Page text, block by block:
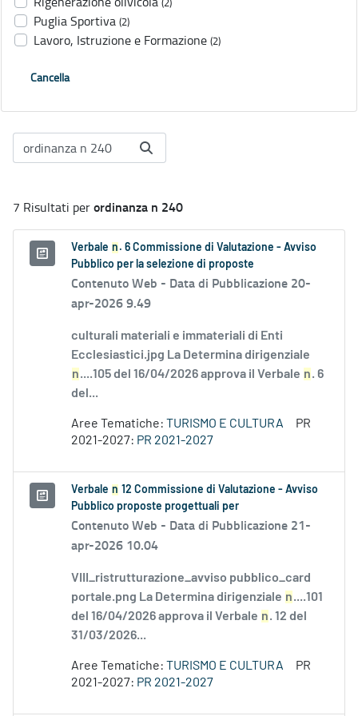
Puglia Sportiva (2)
Lavoro, Istruzione e Formazione (2)
Cancella
7 Risultati perordinanza n 240
Verbale n . 6 Commissione di Valutazione - Avviso
Pubblico per la selezione di proposte
Contenuto Web - Data di Pubblicazione 20-
apr-2026 9.49
culturali materiali e immateriali di Enti
Ecclesiastici.jpg La Determina dirigenziale
n....105 del 16/04/2026 approva il Verbale n. 6
del...
Aree Tematiche: TURISMO E CULTURA
PR
2021-2027: PR 2021-2027
Verbale n 12 Commissione di Valutazione - Avviso
Pubblico proposte progettuali per
Contenuto Web - Data di Pubblicazione 21-
apr-2026 10.04
VIII_ristrutturazione_avviso pubblico_card
portale.png La Determina dirigenziale n....101
del 16/04/2026 approva il Verbale n. 12 del
31/03/2026...
Aree Tematiche: TURISMO E CULTURA
PR
2021-2027: PR 2021-2027